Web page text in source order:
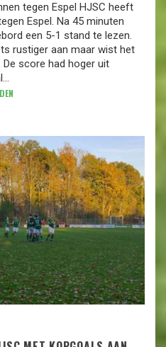
tegen Espel HJSC heeft
Espel. Na 45 minuten
een 5-1 stand te lezen.
rustiger aan maar wist het
score had hoger uit